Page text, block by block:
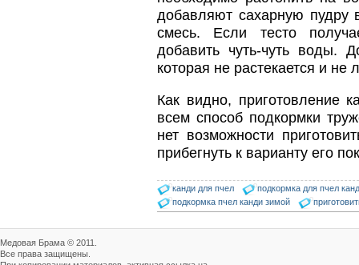
добавляют сахарную пудру
смесь. Если тесто
добавить чуть-чуть воды.
которая не растекается и не
Как видно, приготовление
всем способ подкормки
нет возможности
прибегнуть к варианту его
канди для пчел
подкормка для пчел
подкормка пчел канди зимой
Медовая Брама © 2011.
Все права защищены.